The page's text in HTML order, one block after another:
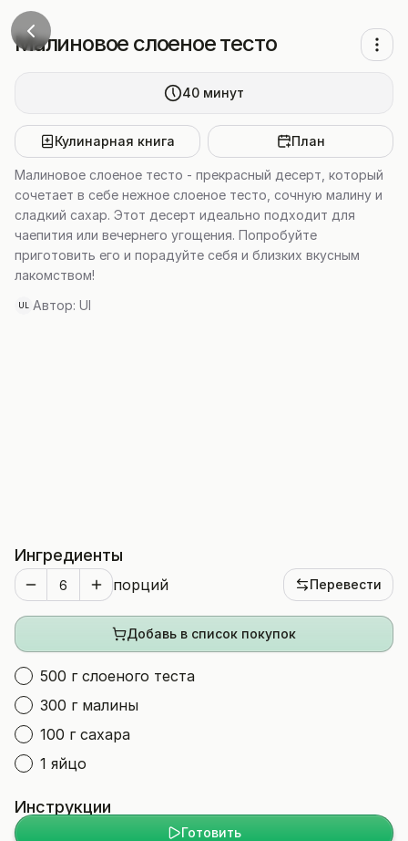
Малиновое слоеное тесто
40 минут
Кулинарная книга План
Малиновое слоеное тесто - прекрасный десерт, который
сочетает в себе нежное слоеное тесто, сочную малину и
сладкий сахар. Этот десерт идеально подходит для
чаепития или вечернего угощения. Попробуйте
приготовить его и порадуйте себя и близких вкусным
лакомством!
UL Автор: Ul
Ингредиенты
порций Перевести
Добавь в список покупок
500 г слоеного теста
300 г малины
100 г сахара
1 яйцо
Инструкции
Готовить